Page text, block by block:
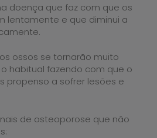
doença que faz com que os
lentamente e que diminui a
ossos se tornarão muito
habitual fazendo com que o
propenso a sofrer lesões e
de osteoporose que não